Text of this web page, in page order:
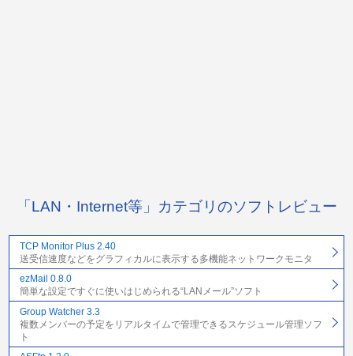
「LAN・Internet等」カテゴリのソフトレビュー
TCP Monitor Plus 2.40
送受信速度などをグラフィカルに表示する多機能ネットワークモニタ
ezMail 0.8.0
簡単な設定ですぐに使いはじめられる“LANメール”ソフト
Group Watcher 3.3
複数メンバーの予定をリアルタイムで管理できるスケジュール管理ソフ
ト